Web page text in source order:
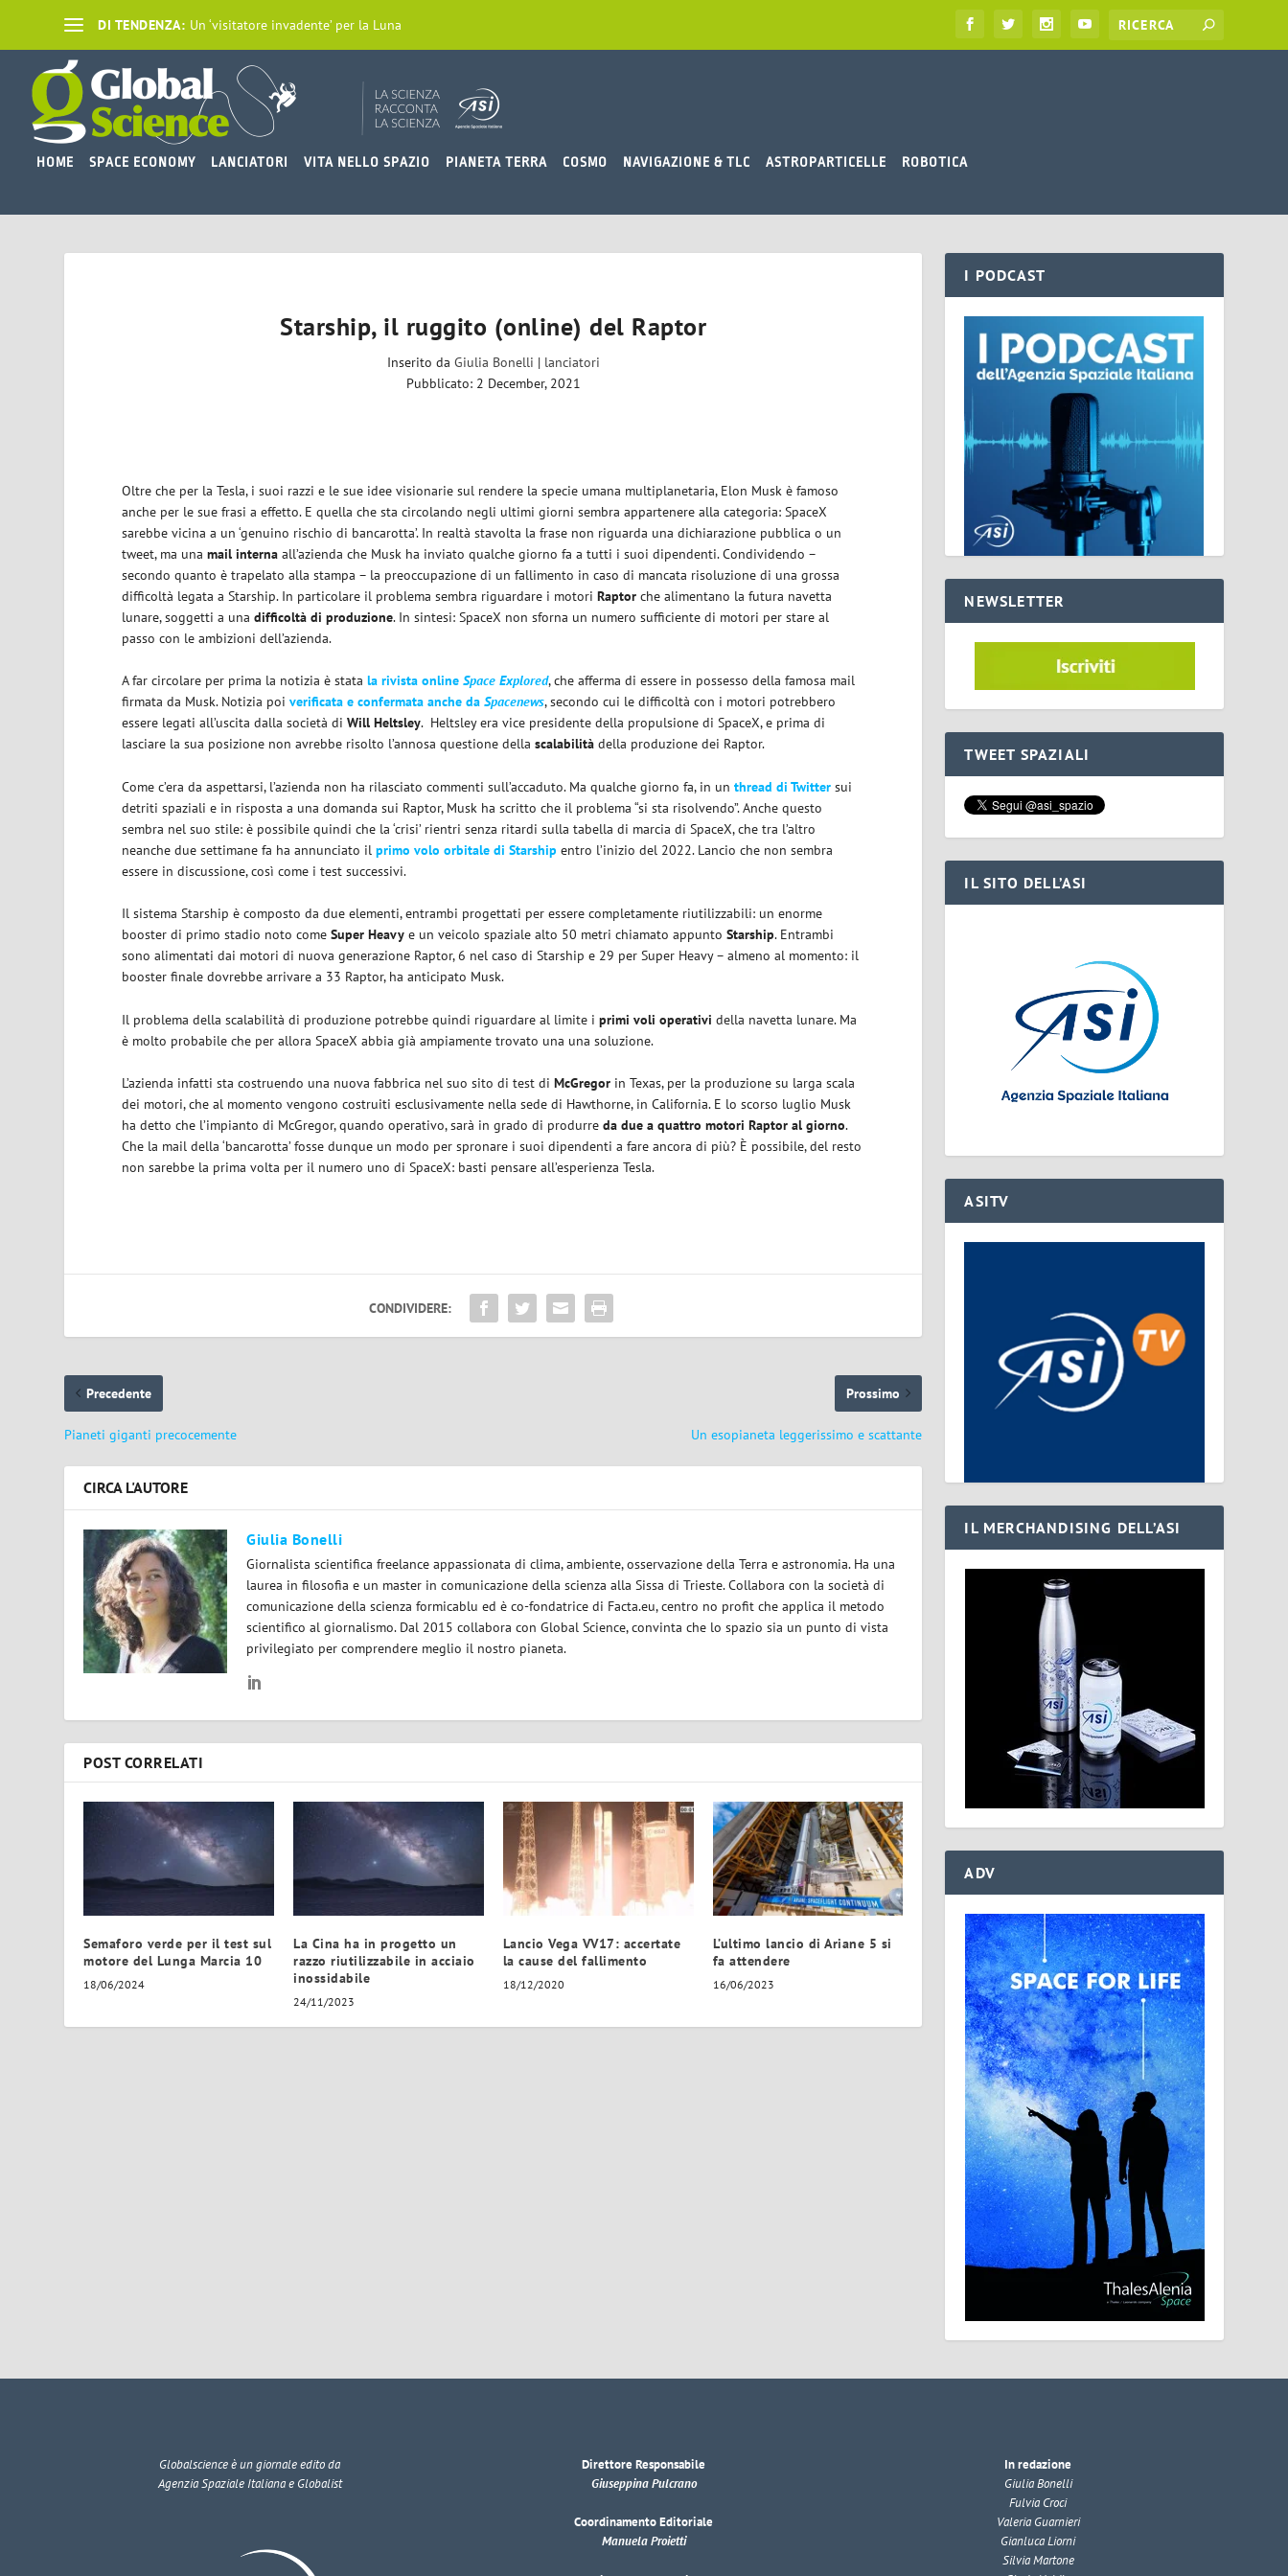
DI TENDENZA: Un ‘visitatore invadente’ per la Luna
HOME SPACE ECONOMY LANCIATORI VITA NELLO SPAZIO PIANETA TERRA COSMO NAVIGAZIONE & TLC ASTROPARTICELLE ROBOTICA
Starship, il ruggito (online) del Raptor
Inserito da Giulia Bonelli | lanciatori
Pubblicato: 2 December, 2021
Oltre che per la Tesla, i suoi razzi e le sue idee visionarie sul rendere la specie umana multiplanetaria, Elon Musk è famoso
anche per le sue frasi a effetto. E quella che sta circolando negli ultimi giorni sembra appartenere alla categoria: SpaceX
sarebbe vicina a un ‘genuino rischio di bancarotta’. In realtà stavolta la frase non riguarda una dichiarazione pubblica o un
tweet, ma unamail internaall’azienda che Musk ha inviato qualche giorno fa a tutti i suoi dipendenti. Condividendo –
secondo quanto è trapelato alla stampa – la preoccupazione di un fallimento in caso di mancata risoluzione di una grossa
difficoltà legata a Starship. In particolare il problema sembra riguardare i motoriRaptor che alimentano la futura navetta
lunare, soggetti a unadifficoltà di produzione. In sintesi: SpaceX non sforna un numero sufficiente di motori per stare al
passo con le ambizioni dell’azienda.
A far circolare per prima la notizia è statala rivista onlineSpace Explored, che afferma di essere in possesso della famosa mail
firmata da Musk. Notizia poiverificata e confermata anche daSpacenews, secondo cui le difficoltà con i motori potrebbero
essere legati all’uscita dalla società diWill Heltsley. Heltsley era vice presidente della propulsione di SpaceX, e prima di
lasciare la sua posizione non avrebbe risolto l’annosa questione dellascalabilità della produzione dei Raptor.
Come c’era da aspettarsi, l’azienda non ha rilasciato commenti sull’accaduto. Ma qualche giorno fa, in unthread di Twitter sui
detriti spaziali e in risposta a una domanda sui Raptor, Musk ha scritto che il problema “si sta risolvendo”. Anche questo
sembra nel suo stile: è possibile quindi che la ‘crisi’ rientri senza ritardi sulla tabella di marcia di SpaceX, che tra l’altro
neanche due settimane fa ha annunciato ilprimo volo orbitale di Starship entro l’inizio del 2022. Lancio che non sembra
essere in discussione, così come i test successivi.
Il sistema Starship è composto da due elementi, entrambi progettati per essere completamente riutilizzabili: un enorme
booster di primo stadio noto comeSuper Heavy e un veicolo spaziale alto 50 metri chiamato appuntoStarship. Entrambi
sono alimentati dai motori di nuova generazione Raptor, 6 nel caso di Starship e 29 per Super Heavy – almeno al momento: il
booster finale dovrebbe arrivare a 33 Raptor, ha anticipato Musk.
Il problema della scalabilità di produzione potrebbe quindi riguardare al limite iprimi voli operativi della navetta lunare. Ma
è molto probabile che per allora SpaceX abbia già ampiamente trovato una una soluzione.
L’azienda infatti sta costruendo una nuova fabbrica nel suo sito di test diMcGregor in Texas, per la produzione su larga scala
dei motori, che al momento vengono costruiti esclusivamente nella sede di Hawthorne, in California. E lo scorso luglio Musk
ha detto che l’impianto di McGregor, quando operativo, sarà in grado di produrreda due a quattro motori Raptor al giorno.
Che la mail della ‘bancarotta’ fosse dunque un modo per spronare i suoi dipendenti a fare ancora di più? È possibile, del resto
non sarebbe la prima volta per il numero uno di SpaceX: basti pensare all’esperienza Tesla.
CONDIVIDERE:
Precedente
Pianeti giganti precocemente
Prossimo
Un esopianeta leggerissimo e scattante
CIRCA L'AUTORE
Giulia Bonelli
Giornalista scientifica freelance appassionata di clima, ambiente, osservazione della Terra e astronomia. Ha una
laurea in filosofia e un master in comunicazione della scienza alla Sissa di Trieste. Collabora con la società di
comunicazione della scienza formicablu ed è co-fondatrice di Facta.eu, centro no profit che applica il metodo
scientifico al giornalismo. Dal 2015 collabora con Global Science, convinta che lo spazio sia un punto di vista
privilegiato per comprendere meglio il nostro pianeta.
POST CORRELATI
Semaforo verde per il test sul
motore del Lunga Marcia 10
18/06/2024
La Cina ha in progetto un
razzo riutilizzabile in acciaio
inossidabile
24/11/2023
Lancio Vega VV17: accertate
la cause del fallimento
18/12/2020
L’ultimo lancio di Ariane 5 si
fa attendere
16/06/2023
I PODCAST
NEWSLETTER
TWEET SPAZIALI
IL SITO DELL’ASI
ASITV
IL MERCHANDISING DELL’ASI
ADV
Globalscienceè un giornale edito da
Agenzia Spaziale Italiana e Globalist
Direttore Responsabile
Giuseppina Pulcrano
Coordinamento Editoriale
Manuela Proietti
In redazione
Giulia Bonelli
Fulvia Croci
Valeria Guarnieri
Gianluca Liorni
Silvia Martone